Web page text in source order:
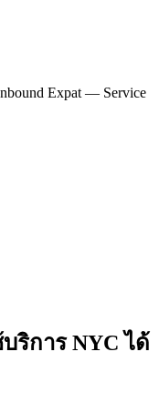
Expat — Service
ริการ NYC ได้